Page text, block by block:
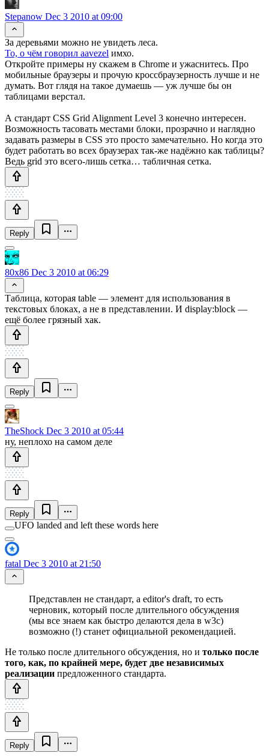
Stepanow Dec 3 2010 at 09:00
За деревьями можно не увидеть леса.
То, о чём говорил aavezel имхо.
Откройте примеры ну скажем в Chrome и ужаснитесь. Про
мобильные браузеры и прочую кроссбраузерность лучше и не
думать. Вот глядя на такое думаешь — уж лучше бы он
таблицами верстал.
А стандарт CSS Grid Alignment Level 3 конечно интересен.
Возможность тасовать местами блоки, прозрачно и наглядно
задавать размеры в CSS это просто замечательно. Но когда это
будет работать во всех браузерах так-же надёжно как таблицы?
Ведь grid это всего-лишь сетка… табличная сетка.
Reply
80x86 Dec 3 2010 at 06:29
Таблица, которая table — элемент для использования в
текстовых блоках, а не в представлении. И display:block —
ещё более грязный хак.
Reply
TheShock Dec 3 2010 at 05:44
ну, неплохо на самом деле
Reply
UFO landed and left these words here
fatal Dec 3 2010 at 21:50
Представлен не стандарт, а editor's draft, то есть
черновик, который после длительного обсуждения
(мы все знаем как быстро делаются дела в w3c)
возможно (!) станет официальной рекомендацией.
Не только после длительного обсуждения, но и только после
того, как, по крайней мере, будет две независимых
реализации предложенного стандарта.
Reply